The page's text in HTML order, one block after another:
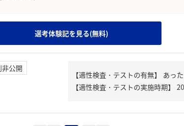
選考体験記を見る(無料)
公開